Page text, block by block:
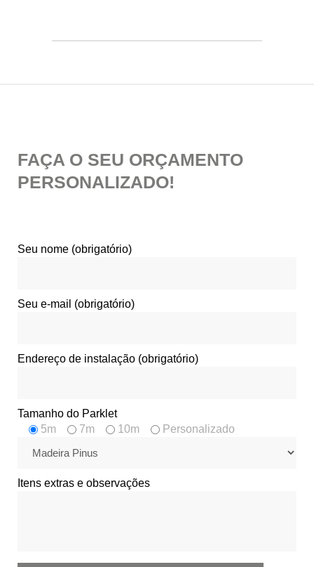
FAÇA O SEU ORÇAMENTO
PERSONALIZADO!
Seu nome (obrigatório)
Seu e-mail (obrigatório)
Endereço de instalação (obrigatório)
Tamanho do Parklet
5m
7m 10m Personalizado
Itens extras e observações